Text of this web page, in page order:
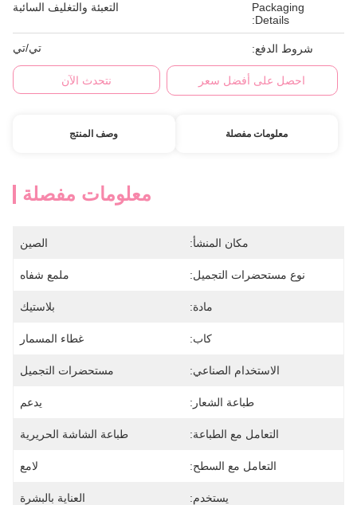
Packaging
Details:
التعبئة والتغليف السائبة
شروط الدفع: تي/تي
احصل على أفضل سعر نتحدث الآن
معلومات مفصلة وصف المنتج
معلومات مفصلة
مكان المنشأ: الصين
نوع مستحضرات التجميل: ملمع شفاه
مادة: بلاستيك
كاب: غطاء المسمار
الاستخدام الصناعي: مستحضرات التجميل
طباعة الشعار: يدعم
التعامل مع الطباعة: طباعة الشاشة الحريرية
التعامل مع السطح: لامع
يستخدم: العناية بالبشرة